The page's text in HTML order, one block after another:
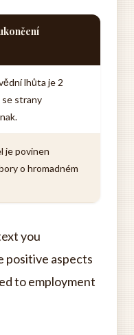
lhůta je 2
se strany
je povinen
o hromadném
you
positive aspects
to employment